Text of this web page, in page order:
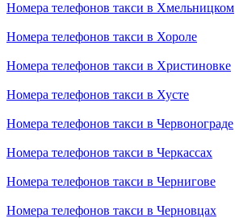
Номера телефонов такси в Хмельницком
Номера телефонов такси в Хороле
Номера телефонов такси в Христиновке
Номера телефонов такси в Хусте
Номера телефонов такси в Червонограде
Номера телефонов такси в Черкассах
Номера телефонов такси в Чернигове
Номера телефонов такси в Черновцах